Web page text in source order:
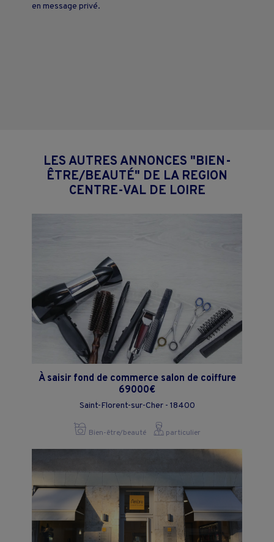
en message privé.
LES AUTRES ANNONCES "BIEN-
ÊTRE/BEAUTÉ" DE LA REGION
CENTRE-VAL DE LOIRE
À saisir fond de commerce salon de coiffure
69000€
Saint-Florent-sur-Cher - 18400
Bien-être/beauté particulier